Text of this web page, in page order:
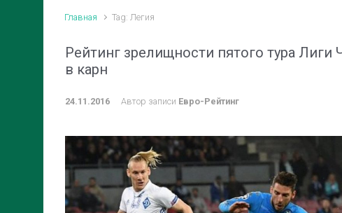
Главная Tag: Легия
Рейтинг зрелищности пятого тура Лиги
в карн
24.11.2016 Автор записи Евро-Рейтинг